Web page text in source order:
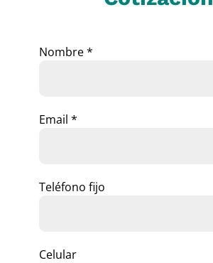
Nombre *
Email *
Teléfono fijo
Celular